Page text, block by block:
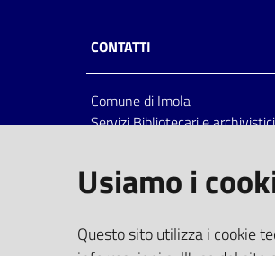
CONTATTI
Comune di Imola
Servizi Bibliotecari e archivistici
Italia
centralino: tel 0542.6026.36
bim@comune.imola.bo.it
PEC
Usiamo i
Questo sito utilizza i cookie